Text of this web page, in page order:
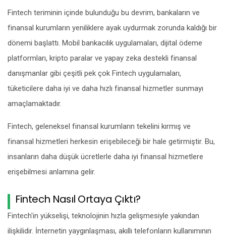
Fintech teriminin içinde bulunduğu bu devrim, bankaların ve
finansal kurumların yeniliklere ayak uydurmak zorunda kaldığı bir
dönemi başlattı. Mobil bankacılık uygulamaları, dijital ödeme
platformları, kripto paralar ve yapay zeka destekli finansal
danışmanlar gibi çeşitli pek çok Fintech uygulamaları,
tüketicilere daha iyi ve daha hızlı finansal hizmetler sunmayı
amaçlamaktadır.
Fintech, geleneksel finansal kurumların tekelini kırmış ve
finansal hizmetleri herkesin erişebileceği bir hale getirmiştir. Bu,
insanların daha düşük ücretlerle daha iyi finansal hizmetlere
erişebilmesi anlamına gelir.
Fintech Nasıl Ortaya Çıktı?
Fintech'in yükselişi, teknolojinin hızla gelişmesiyle yakından
ilişkilidir. İnternetin yaygınlaşması, akıllı telefonların kullanımının